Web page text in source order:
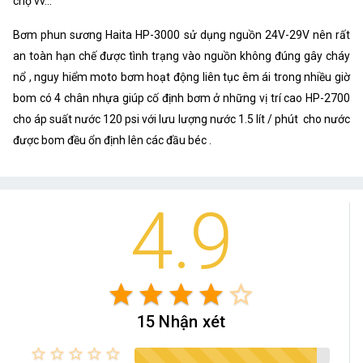
Bơm phun sương Haita HP-3000 sử dụng nguồn 24V-29V nên rất
an toàn hạn chế được tình trạng vào nguồn không đúng gây cháy
nổ , nguy hiểm moto bơm hoạt động liên tục êm ái trong nhiều giờ
bom có 4 chân nhựa giúp cố định bơm ở những vị trí cao HP-2700
cho áp suất nước 120 psi với lưu lượng nước 1.5 lít / phút cho nước
được bom đều ổn định lên các đầu béc .
4.9
star star star star star_border
15 Nhận xét
star_border star_border star_border star_border star_border